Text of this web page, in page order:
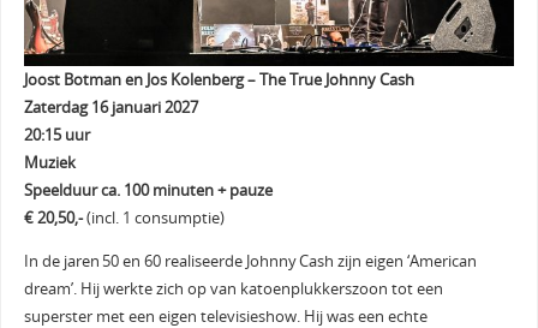
Joost Botman en Jos Kolenberg – The True Johnny Cash
Zaterdag 16 januari 2027
20:15 uur
Muziek
Speelduur ca. 100 minuten + pauze
€ 20,50,-(incl. 1 consumptie)
In de jaren 50 en 60 realiseerde Johnny Cash zijn eigen ‘American
dream’. Hij werkte zich op van katoenplukkerszoon tot een
superster met een eigen televisieshow. Hij was een echte